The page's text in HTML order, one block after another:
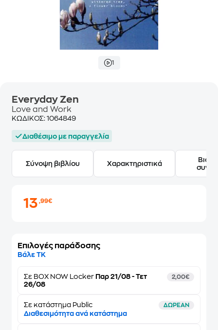
1
Everyday Zen
Love and Work
ΚΩΔΙΚΟΣ: 1064849
Διαθέσιμο με παραγγελία
Σύνοψη βιβλίου Χαρακτηριστικά
13,99€
Επιλογές παράδοσης
Βάλε ΤΚ
Σε BOX NOW Locker Παρ 21/08 - Τετ
26/08
2,00€
Σε κατάστημα Public ΔΩΡΕΑΝ
Διαθεσιμότητα ανά κατάστημα